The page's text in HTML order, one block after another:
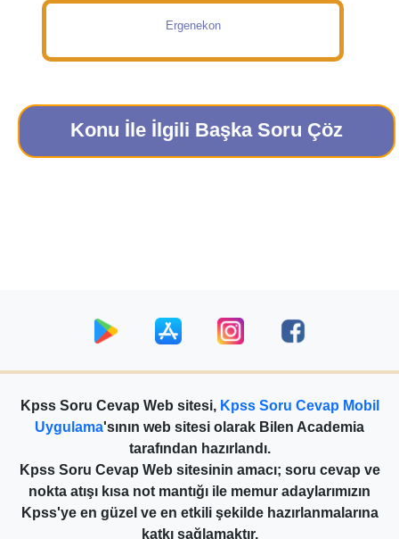
Ergenekon
Konu İle İlgili Başka Soru Çöz
Kpss Soru Cevap Web sitesi, Kpss Soru Cevap Mobil
Uygulama'sının web sitesi olarak Bilen Academia
tarafından hazırlandı.
Kpss Soru Cevap Web sitesinin amacı; soru cevap ve
nokta atışı kısa not mantığı ile memur adaylarımızın
Kpss'ye en güzel ve en etkili şekilde hazırlanmalarına
katkı sağlamaktır.